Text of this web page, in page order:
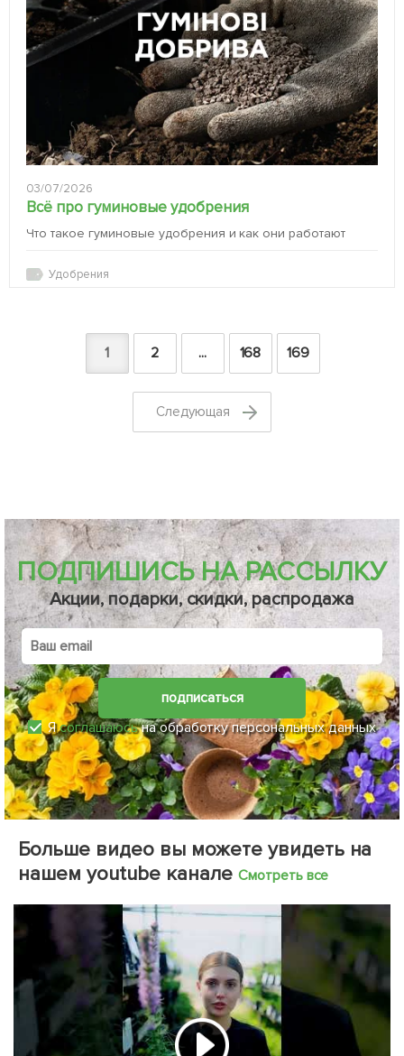
03/07/2026
Всё про гуминовые удобрения
Что такое гуминовые удобрения и как они работают
Удобрения
1 2 ... 168 169
Cледующая
ПОДПИШИСЬ НА РАССЫЛКУ
Акции, подарки, скидки, распродажа
подписаться
Ясоглашаюсьна обработку персональных данных
Больше видео вы можете увидеть на
нашем youtube канале Смотреть все